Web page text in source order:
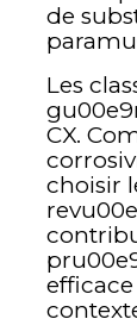
de
Les
CX.
choisir